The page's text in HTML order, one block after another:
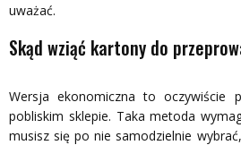
uważać.
Skąd wziąć kartony do
Wersja ekonomiczna to oczywiście
pobliskim sklepie. Taka metoda
musisz się po nie samodzielnie